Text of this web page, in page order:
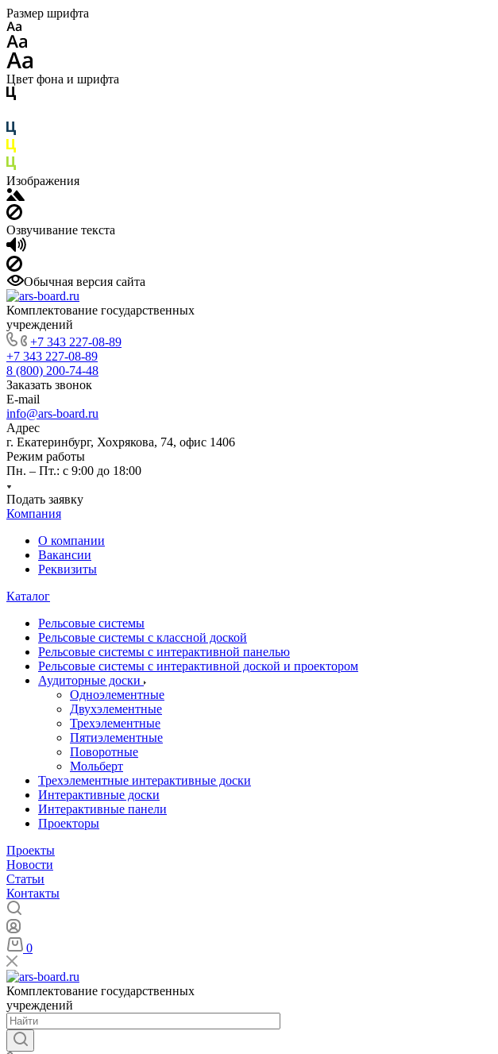
Размер шрифта
Цвет фона и шрифта
Изображения
Озвучивание текста
Обычная версия сайта
Комплектование государственных
учреждений
+7 343 227-08-89
+7 343 227-08-89
8 (800) 200-74-48
Заказать звонок
E-mail
info@ars-board.ru
Адрес
г. Екатеринбург, Хохрякова, 74, офис 1406
Режим работы
Пн. – Пт.: с 9:00 до 18:00
Подать заявку
Компания
О компании
Вакансии
Реквизиты
Каталог
Рельсовые системы
Рельсовые системы с классной доской
Рельсовые системы с интерактивной панелью
Рельсовые системы с интерактивной доской и проектором
Аудиторные доски
Одноэлементные
Двухэлементные
Трехэлементные
Пятиэлементные
Поворотные
Мольберт
Трехэлементные интерактивные доски
Интерактивные доски
Интерактивные панели
Проекторы
Проекты
Новости
Статьи
Контакты
0
Комплектование государственных
учреждений